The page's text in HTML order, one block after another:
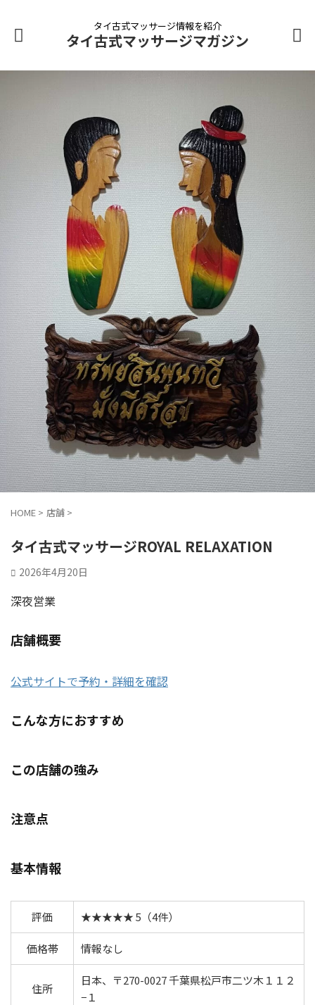
タイ古式マッサージ情報を紹介
タイ古式マッサージマガジン
HOME > 店舗 >
タイ古式マッサージROYAL RELAXATION
2026年4月20日
深夜営業
店舗概要
公式サイトで予約・詳細を確認
こんな方におすすめ
この店舗の強み
注意点
基本情報
評価 ★★★★★ 5（4件）
価格帯 情報なし
住所
日本、〒270-0027 千葉県松戸市二ツ木１１２
−１